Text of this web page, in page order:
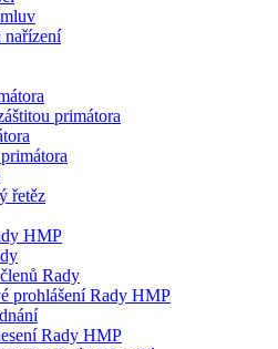
nařízení
primátora
řetěz
HMP
Rady
prohlášení Rady HMP
Rady HMP